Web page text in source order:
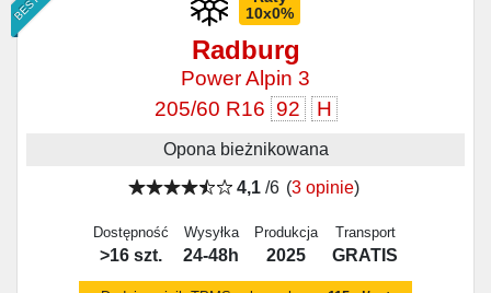
10x0%
Radburg
Power Alpin 3
205/60 R16 92 H
Opona bieżnikowana
4,1/6 (3 opinie)
Dostępność
>16 szt.
Wysyłka
24-48h
Produkcja
2025
Transport
GRATIS